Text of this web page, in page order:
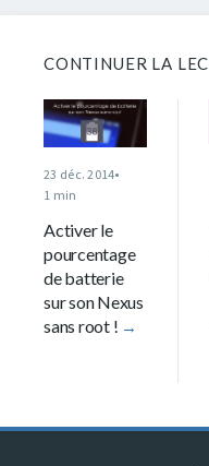
CONTINUER LA
23 déc. 2014
1 min
Activer le
pourcentage
de batterie
sur son Nexus
sans root !